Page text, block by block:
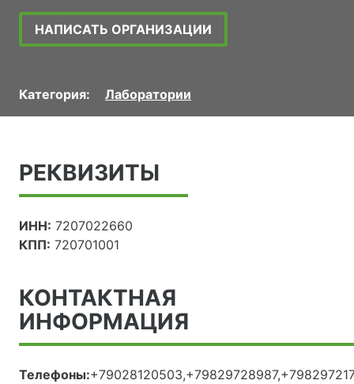
НАПИСАТЬ ОРГАНИЗАЦИИ
Категория: Лаборатории
РЕКВИЗИТЫ
ИНН: 7207022660
КПП: 720701001
КОНТАКТНАЯ
ИНФОРМАЦИЯ
Телефоны: